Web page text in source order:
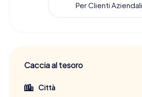
Per Clienti Aziendali
Caccia al tesoro
Città